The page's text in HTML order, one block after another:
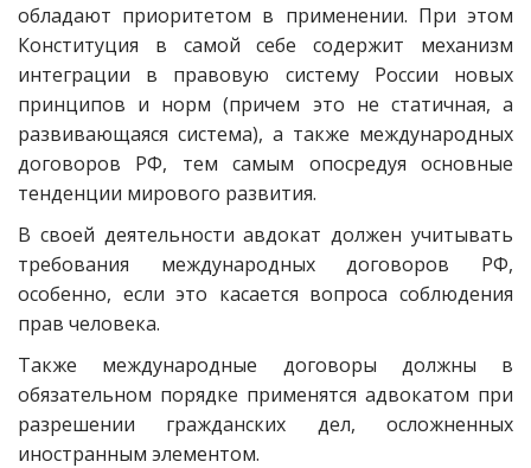
обладают приоритетом в применении. При этом
Конституция в самой себе содержит механизм
интеграции в правовую систему России новых
принципов и норм (причем это не статичная, а
развивающаяся система), а также международных
договоров РФ, тем самым опосредуя основные
тенденции мирового развития.
В своей деятельности авдокат должен учитывать
требования международных договоров РФ,
особенно, если это касается вопроса соблюдения
прав человека.
Также международные договоры должны в
обязательном порядке применятся адвокатом при
разрешении гражданских дел, осложненных
иностранным элементом.